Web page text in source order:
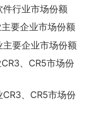
行业市场份额
要企业市场份额
要企业市场份额
、CR5市场份
、CR5市场份